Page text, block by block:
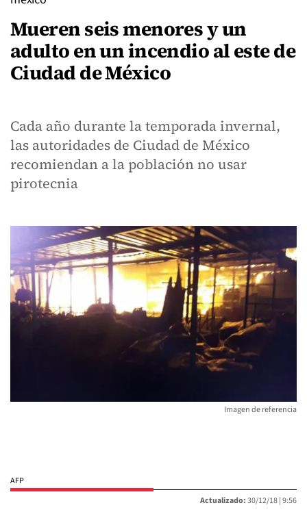
Mueren seis menores y un
adulto en un incendio al este de
Ciudad de México
Cada año durante la temporada invernal,
las autoridades de Ciudad de México
recomiendan a la población no usar
pirotecnia
Imagen de referencia
AFP
Actualizado:30/12/18 |9:56